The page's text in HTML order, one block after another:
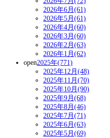
2026年6月(61)
2026年5月(61)
2026年4月(60)
2026年3月(60)
2026年2月(63)
2026年1月(62)
open2025年(771)
2025年12月(48)
2025年11月(70)
2025年10月(90)
2025年9月(68)
2025年8月(46)
2025年7月(71)
2025年6月(63)
2025年5月(69)